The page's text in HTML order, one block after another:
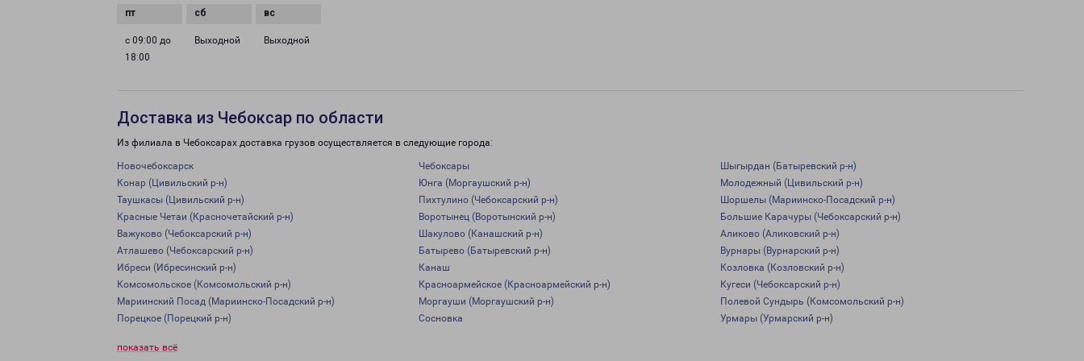
с 09:00 до
18:00
Выходной Выходной
Доставка из Чебоксар по области
Из филиала в Чебоксарах доставка грузов осуществляется в следующие города:
Новочебоксарск Чебоксары
Шыгырдан (Батыревский р-н)
Конар (Цивильский р-н)
Юнга (Моргаушский р-н)
Молодежный (Цивильский р-н)
Таушкасы (Цивильский р-н)
Пихтулино (Чебоксарский р-н)
Шоршелы (Мариинско-Посадский р-н)
Красные Четаи (Красночетайский р-н)
Воротынец (Воротынский р-н)
Большие Карачуры (Чебоксарский р-н)
Важуково (Чебоксарский р-н)
Шакулово (Канашский р-н)
Аликово (Аликовский р-н)
Атлашево (Чебоксарский р-н)
Батырево (Батыревский р-н)
Вурнары (Вурнарский р-н)
Ибреси (Ибресинский р-н)
Канаш
Козловка (Козловский р-н)
Комсомольское (Комсомольский р-н)
Красноармейское (Красноармейский р-н)
Кугеси (Чебоксарский р-н)
Мариинский Посад (Мариинско-Посадский р-н)
Моргауши (Моргаушский р-н)
Полевой Сундырь (Комсомольский р-н)
Порецкое (Порецкий р-н)
Сосновка Урмары (Урмарский р-н)
показать всё